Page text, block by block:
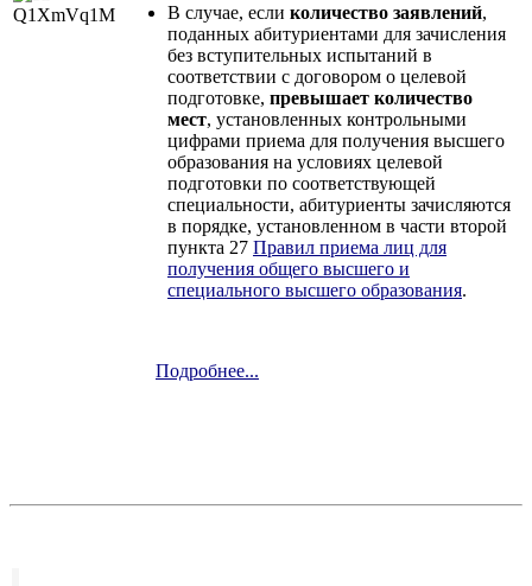
В случае, если количество заявлений,
поданных абитуриентами для зачисления
без вступительных испытаний в
соответствии с договором о целевой
подготовке, превышает количество
мест, установленных контрольными
цифрами приема для получения высшего
образования на условиях целевой
подготовки по соответствующей
специальности, абитуриенты зачисляются
в порядке, установленном в части второй
пункта 27 Правил приема лиц для
получения общего высшего и
специального высшего образования.
Подробнее...